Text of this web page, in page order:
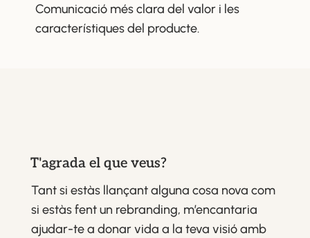
Comunicació més clara del valor i les
característiques del producte.
T'agrada el que veus?
Tant si estàs llançant alguna cosa nova com
si estàs fent un rebranding, m’encantaria
ajudar-te a donar vida a la teva visió amb